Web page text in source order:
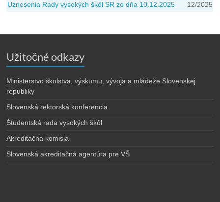
Uznesenia Rady vysokých škôl SR zo dňa 10.12.2025 12/2025
Užitočné odkazy
Ministerstvo školstva, výskumu, vývoja a mládeže Slovenskej
republiky
Slovenská rektorská konferencia
Študentská rada vysokých škôl
Akreditačná komisia
Slovenská akreditačná agentúra pre VŠ